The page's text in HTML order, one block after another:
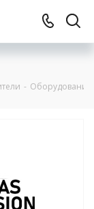
- Оборудование